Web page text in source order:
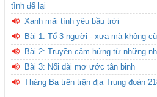
tình để lại
Xanh mãi tình yêu bầu trời
Bài 1: Tổ 3 người - xưa mà không cũ
Bài 2: Truyền cảm hứng từ những
Bài 3: Nối dài mơ ước tân binh
Tháng Ba trên trận địa Trung đoàn